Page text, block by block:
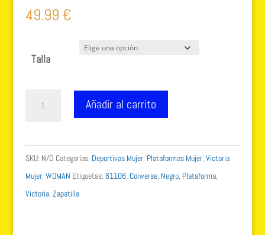
49.99 €
Talla
Añadir al carrito
SKU: N/D Categorías: Deportivas Mujer, Plataformas Mujer, Victoria
Mujer, WOMAN Etiquetas: 61106, Converse, Negro, Plataforma,
Victoria, Zapatilla